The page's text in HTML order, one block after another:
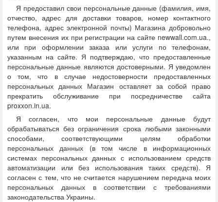
Я предоставил свои персональные данные (фамилия, имя,
отчество, адрес для доставки товаров, номер контактного
телефона, адрес электронной почты) Магазина добровольно
путем внесения их при регистрации на сайте newwall.com.ua.,
или при оформлении заказа или услуги по телефонам,
указанным на сайте. Я подтверждаю, что предоставленные
персональные данные являются достоверными. Я уведомлен
о том, что в случае недостоверности предоставленных
персональных данных Магазин оставляет за собой право
прекратить обслуживание при посредничестве сайта
proxxon.in.ua.
Я согласен, что мои персональные данные будут
обрабатываться без ограничения срока любыми законными
способами, соответствующими целям обработки
персональных данных (в том числе в информационных
системах персональных данных с использованием средств
автоматизации или без использования таких средств). Я
согласен с тем, что не считается нарушением передача моих
персональных данных в соответствии с требованиями
законодательства Украины.